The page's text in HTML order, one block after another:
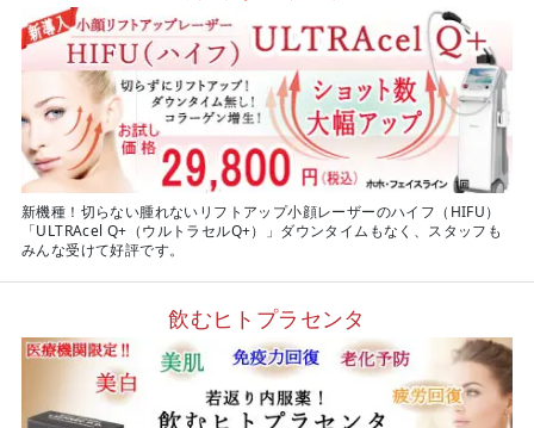
新機種！切らない腫れないリフトアップ小顔レーザーのハイフ（HIFU）
「ULTRAcel Q+（ウルトラセルQ+）」ダウンタイムもなく、スタッフも
みんな受けて好評です。
飲むヒトプラセンタ